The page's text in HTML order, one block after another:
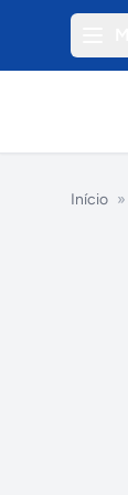
Início »